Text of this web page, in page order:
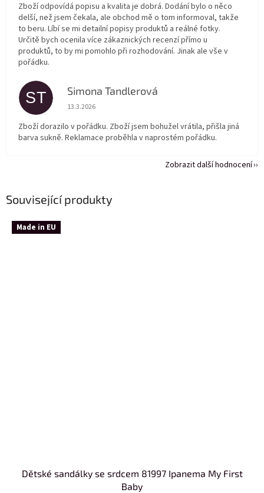
Související produkty
Made in EU
Dětské sandálky se srdcem 81997 Ipanema My First
Baby
Zboží odpovídá popisu a kvalita je dobrá. Dodání bylo o něco
delší, než jsem čekala, ale obchod mě o tom informoval, takže
to beru. Líbí se mi detailní popisy produktů a reálné fotky.
Určitě bych ocenila více zákaznických recenzí přímo u
produktů, to by mi pomohlo při rozhodování. Jinak ale vše v
pořádku.
ST Simona Tandlerová
Hodnocení obchodu je 5 z 5 hvězdiček.
13.3.2026
Zboží dorazilo v pořádku. Zboží jsem bohužel vrátila, přišla jiná
barva sukně. Reklamace proběhla v naprostém pořádku.
Zobrazit další hodnocení